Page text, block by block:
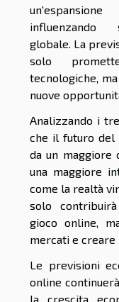
influenzando
globale. La
solo
tecnologiche,
nuove
Analizzando i
che il futuro del
da un maggiore
una maggiore
come la realtà
solo
gioco online,
mercati e creare
Le previsioni
online
la crescita